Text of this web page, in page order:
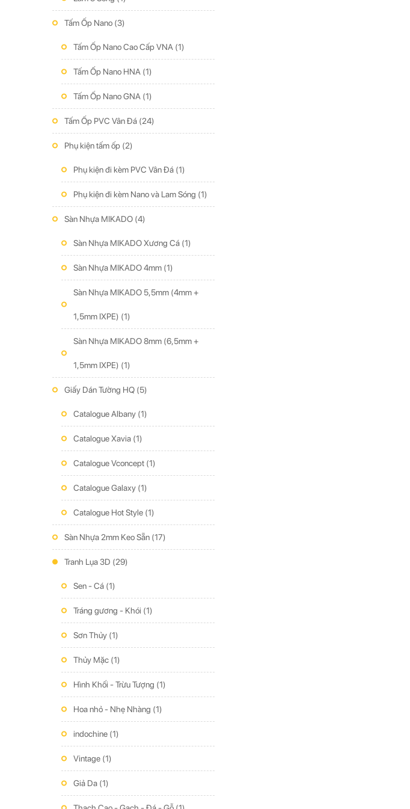
Tấm Ốp Nano (3)
Tấm Ốp Nano Cao Cấp VNA (1)
Tấm Ốp Nano HNA (1)
Tấm Ốp Nano GNA (1)
Tấm Ốp PVC Vân Đá (24)
Phụ kiện tấm ốp (2)
Phụ kiện đi kèm PVC Vân Đá (1)
Phụ kiện đi kèm Nano và Lam Sóng (1)
Sàn Nhựa MIKADO (4)
Sàn Nhựa MIKADO Xương Cá (1)
Sàn Nhựa MIKADO 4mm (1)
Sàn Nhựa MIKADO 5,5mm (4mm +
1,5mm IXPE) (1)
Sàn Nhựa MIKADO 8mm (6,5mm +
1,5mm IXPE) (1)
Giấy Dán Tường HQ (5)
Catalogue Albany (1)
Catalogue Xavia (1)
Catalogue Vconcept (1)
Catalogue Galaxy (1)
Catalogue Hot Style (1)
Sàn Nhựa 2mm Keo Sẵn (17)
Tranh Lụa 3D (29)
Sen - Cá (1)
Tráng gương - Khói (1)
Sơn Thủy (1)
Thủy Mặc (1)
Hình Khối - Trừu Tượng (1)
Hoa nhỏ - Nhẹ Nhàng (1)
indochine (1)
Vintage (1)
Giả Da (1)